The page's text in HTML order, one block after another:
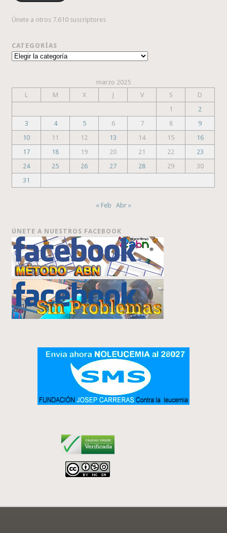
Únete a otros 7.610 suscriptores
CATEGORÍAS
Categorías
marzo 2025
L
M X J V S
D
1
2
3
4 5 6 7 8
9
10
11 12 13 14 15
16
17
18 19 20 21 22
23
24
25 26 27 28 29
30
31
« Feb Abr »
ÚNETE A NUESTROS FACEBOOK